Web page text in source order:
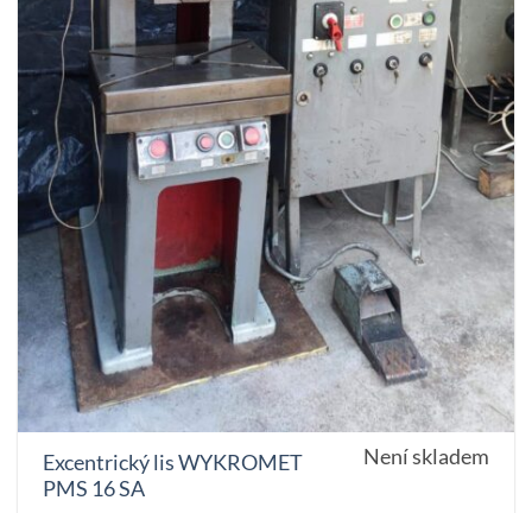
Excentrický lis WYKROMET
PMS 16 SA
Není skladem